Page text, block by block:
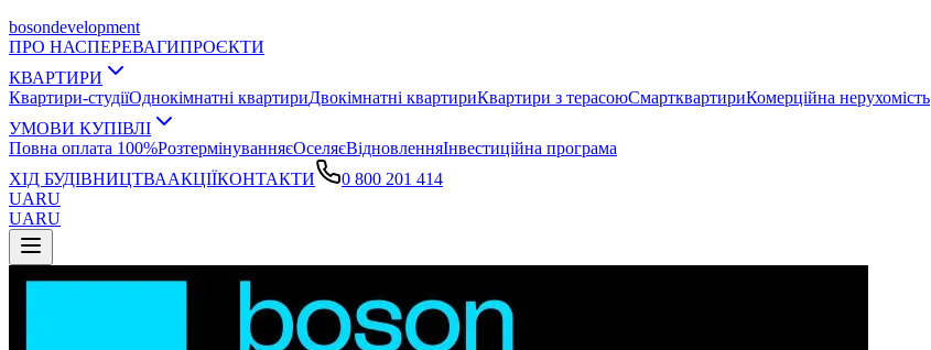
bosondevelopment
ПРО НАСПЕРЕВАГИПРОЄКТИ
КВАРТИРИ
Квартири-студіїОднокімнатні квартириДвокімнатні квартириКвартири з терасоюСмартквартириКомерційна нерухомість
УМОВИ КУПІВЛІ
Повна оплата 100%РозтермінуванняєОселяєВідновленняІнвестиційна програма
ХІД БУДІВНИЦТВААКЦІЇКОНТАКТИ
0 800 201 414
UARU
UARU